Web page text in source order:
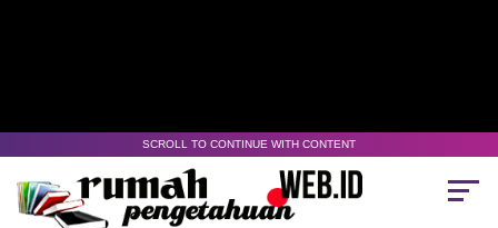
SCROLL TO CONTINUE WITH CONTENT